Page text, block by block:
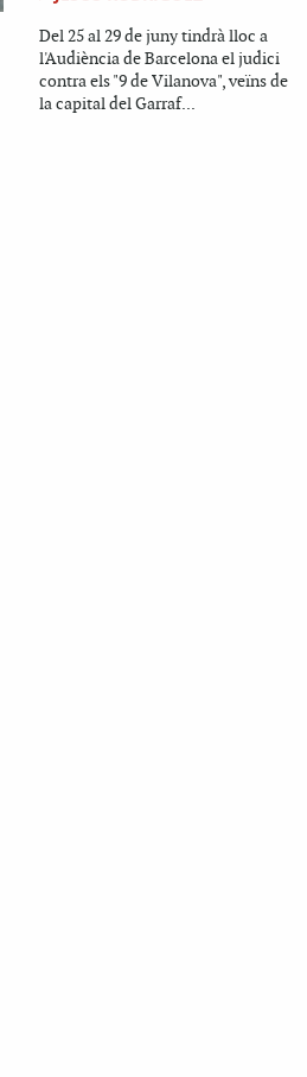
Del 25 al 29 de juny tindrà lloc a
l'Audiència de Barcelona el judici
contra els "9 de Vilanova", veïns de
la capital del Garraf...